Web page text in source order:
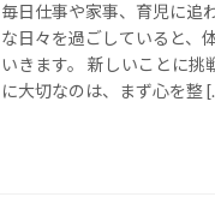
毎日仕事や家事、育児に追
な日々を過ごしていると、
いきます。 新しいことに挑
に大切なのは、まず心を整